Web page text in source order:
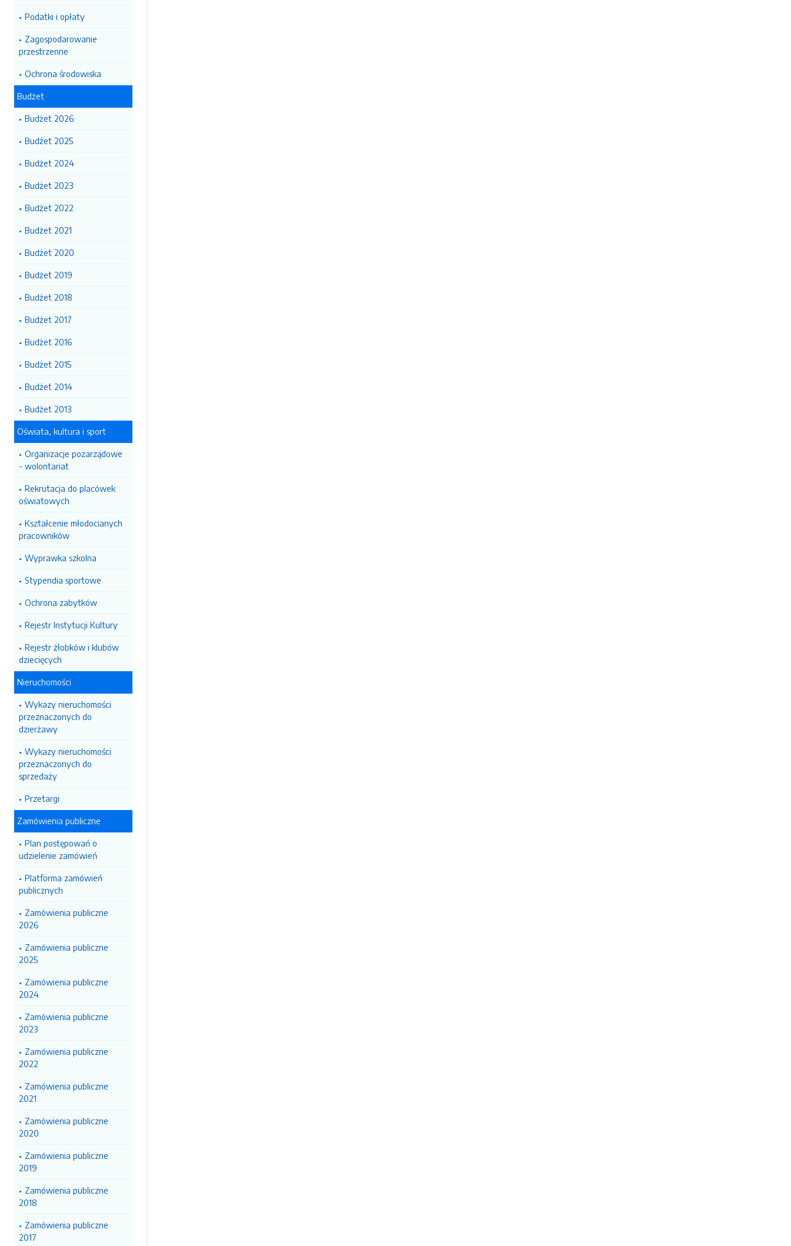
Podatki i opłaty
Zagospodarowanie
przestrzenne
Ochrona środowiska
Budżet
Budżet 2026
Budżet 2025
Budżet 2024
Budżet 2023
Budżet 2022
Budżet 2021
Budżet 2020
Budżet 2019
Budżet 2018
Budżet 2017
Budżet 2016
Budżet 2015
Budżet 2014
Budżet 2013
Oświata, kultura i sport
Organizacje pozarządowe
- wolontariat
Rekrutacja do placówek
oświatowych
Kształcenie młodocianych
pracowników
Wyprawka szkolna
Stypendia sportowe
Ochrona zabytków
Rejestr Instytucji Kultury
Rejestr żłobków i klubów
dziecięcych
Nieruchomości
Wykazy nieruchomości
przeznaczonych do
dzierżawy
Wykazy nieruchomości
przeznaczonych do
sprzedaży
Przetargi
Zamówienia publiczne
Plan postępowań o
udzielenie zamówień
Platforma zamówień
publicznych
Zamówienia publiczne
2026
Zamówienia publiczne
2025
Zamówienia publiczne
2024
Zamówienia publiczne
2023
Zamówienia publiczne
2022
Zamówienia publiczne
2021
Zamówienia publiczne
2020
Zamówienia publiczne
2019
Zamówienia publiczne
2018
Zamówienia publiczne
2017